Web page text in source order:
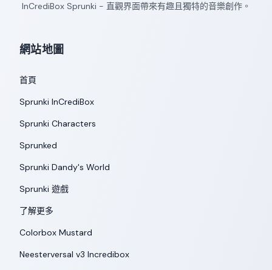
InCrediBox Sprunki - 直觀界面帶來有趣且獨特的音樂創作。
網站地圖
首頁
Sprunki InCrediBox
Sprunki Characters
Sprunked
Sprunki Dandy's World
Sprunki 遊戲
了解更多
Colorbox Mustard
Neesterversal v3 Incredibox